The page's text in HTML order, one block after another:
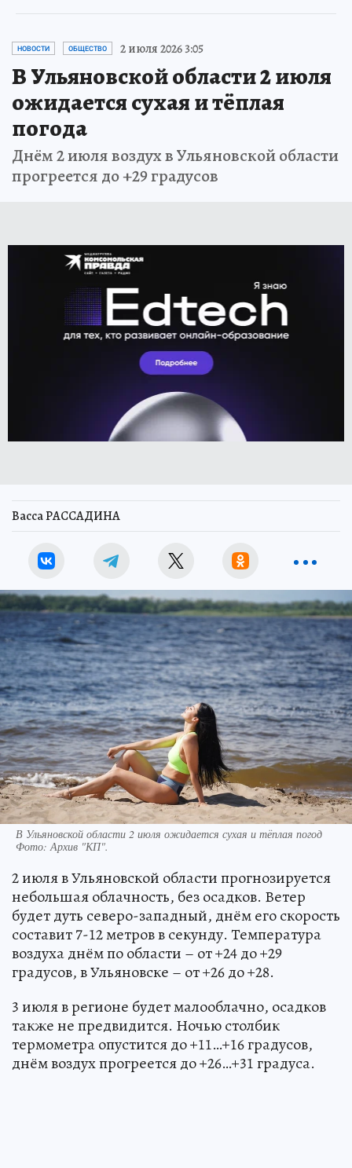
НОВОСТИ ОБЩЕСТВО 2 июля 2026 3:05
В Ульяновской области 2 июля
ожидается сухая и тёплая
погода
Днём 2 июля воздух в Ульяновской области
прогреется до +29 градусов
Васса РАССАДИНА
В Ульяновской области 2 июля ожидается сухая и тёплая погод
Фото:Архив "КП".
2 июля в Ульяновской области прогнозируется
небольшая облачность, без осадков. Ветер
будет дуть северо-западный, днём его скорость
составит 7-12 метров в секунду. Температура
воздуха днём по области – от +24 до +29
градусов, в Ульяновске – от +26 до +28.
3 июля в регионе будет малооблачно, осадков
также не предвидится. Ночью столбик
термометра опустится до +11…+16 градусов,
днём воздух прогреется до +26…+31 градуса.